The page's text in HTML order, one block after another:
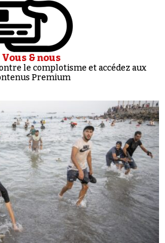
Vous & nous
le complotisme et accédez aux
Premium